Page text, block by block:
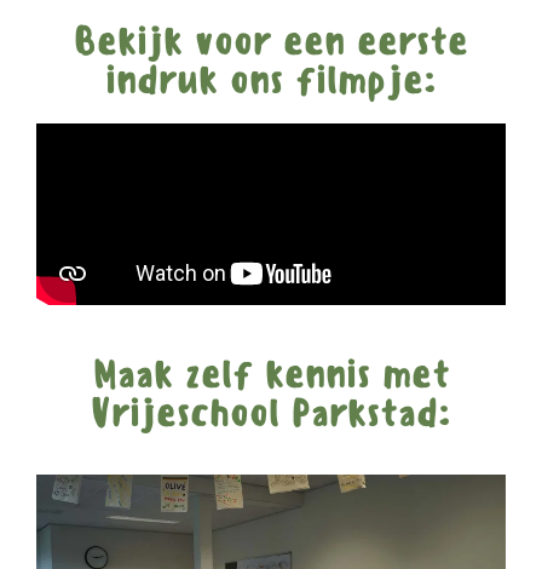
Bekijk voor een eerste
indruk ons filmpje:
Maak zelf kennis met
Vrijeschool Parkstad: